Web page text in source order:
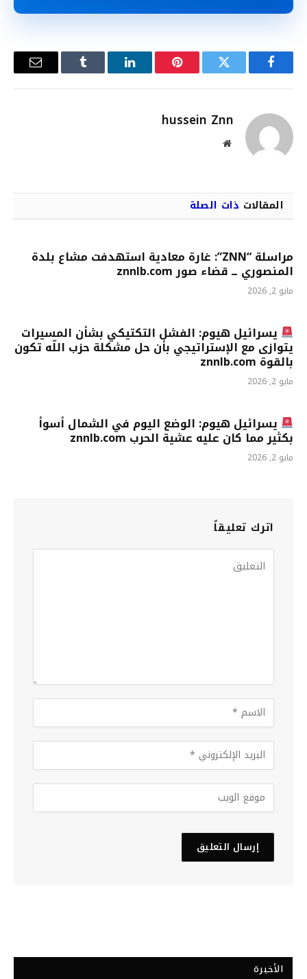
فيسبوك تويتر بينتيريستلينكدإن Tumblr
البريد
hussein Znn
موقع
المقالات ذات الصلة
مراسلة “ZNN”: غارة معادية استهدفت مشاع بلدة
المنصوري ــ قضاء صور znnlb.com
مايو 2, 2026
يسرائيل هيوم: الفشل التكتيكي بشأن المسيرات
يتوازى مع الإستراتيجي بأن حل مشكلة حزب اللّه تكون
بالقوة znnlb.com
مايو 2, 2026
يسرائيل هيوم: الوضع اليوم في الشمال أسوأ
بكثير مما كان عليه عشية الحرب znnlb.com
مايو 2, 2026
اترك تعليقاً
الأخيرة